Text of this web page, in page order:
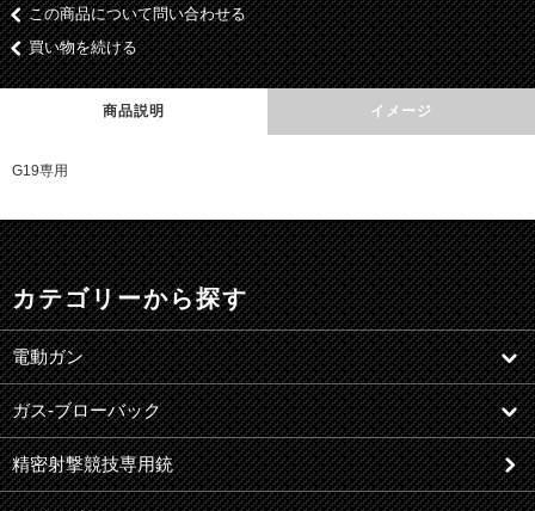
この商品について問い合わせる
買い物を続ける
商品説明 イメージ
G19専用
カテゴリーから探す
電動ガン
ガス-ブローバック
精密射撃競技専用銃